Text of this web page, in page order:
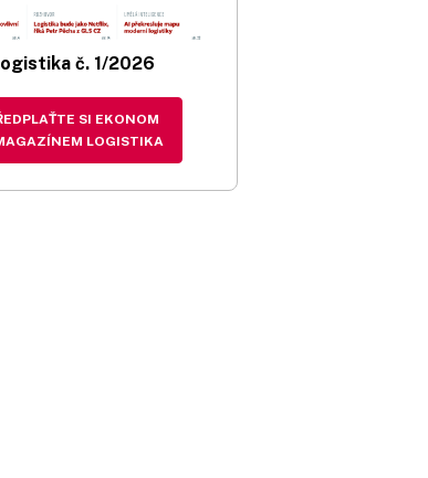
č. 1/2026
SI EKONOM
LOGISTIKA